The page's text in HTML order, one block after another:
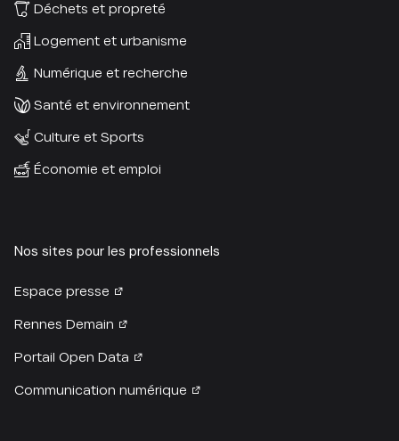
Déchets et propreté
Logement et urbanisme
Numérique et recherche
Santé et environnement
Culture et Sports
Économie et emploi
Nos sites pour les professionnels
Espace presse
Rennes Demain
Portail Open Data
Communication numérique